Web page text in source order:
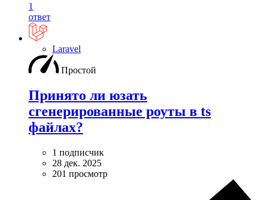
1
ответ
Laravel
Простой
Принято ли юзать
сгенерированные роуты в ts
файлах?
1 подписчик
28 дек. 2025
201 просмотр